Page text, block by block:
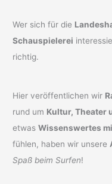
Wer sich für die
Schauspielerei
richtig.
Hier veröffentlichen wir
rund um Kultur, Theater
etwasWissenswertes
fühlen, haben wir unsere
Spaß beim Surfen!